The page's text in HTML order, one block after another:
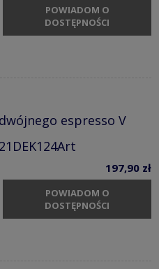
POWIADOM O
DOSTĘPNOŚCI
espresso V
197,90 zł
POWIADOM O
DOSTĘPNOŚCI